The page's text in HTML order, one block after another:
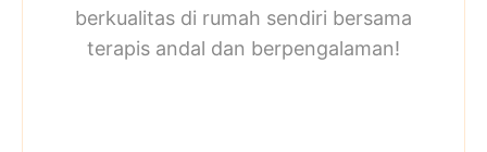
berkualitas di rumah sendiri bersama
terapis andal dan berpengalaman!